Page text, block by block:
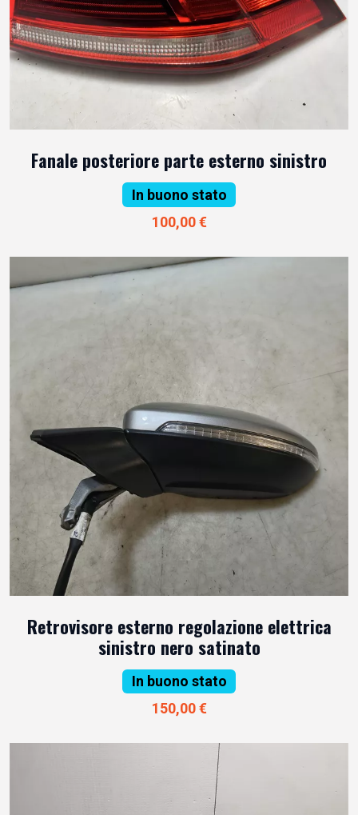
Fanale posteriore parte esterno sinistro
In buono stato
100,00 €
Retrovisore esterno regolazione elettrica
sinistro nero satinato
In buono stato
150,00 €